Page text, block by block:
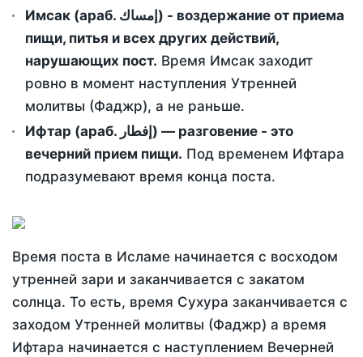
Имсак (араб. إمساك) - воздержание от приема
пищи, питья и всех других действий,
нарушающих пост. Время Имсак заходит
ровно в момент наступления Утренней
молитвы (Фаджр), а не раньше.
Ифтар (араб. إفطار) — разговение - это
вечерний прием пищи. Под временем Ифтара
подразумевают время конца поста.
Время поста в Исламе начинается с восходом
утренней зари и заканчивается с закатом
солнца. То есть, время Сухура заканчивается с
заходом Утренней молитвы (Фаджр) а время
Ифтара начинается с наступлением Вечерней